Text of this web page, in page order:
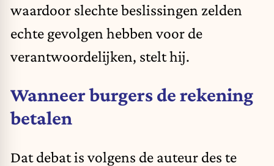
waardoor slechte beslissingen zelden
echte gevolgen hebben voor de
verantwoordelijken, stelt hij.
Wanneer burgers de rekening
betalen
Dat debat is volgens de auteur des te